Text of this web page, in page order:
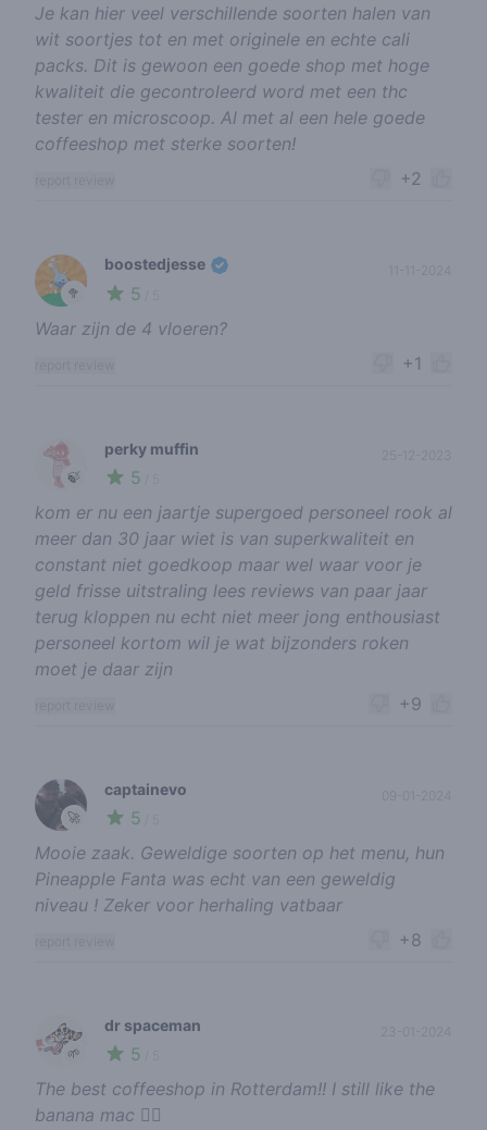
Je kan hier veel verschillende soorten halen van
wit soortjes tot en met originele en echte cali
packs. Dit is gewoon een goede shop met hoge
kwaliteit die gecontroleerd word met een thc
tester en microscoop. Al met al een hele goede
coffeeshop met sterke soorten!
+2
🥦
boostedjesse
5
Waar zijn de 4 vloeren?
+1
🍃
perky muffin
5
25-12-2023
kom er nu een jaartje supergoed personeel rook al
meer dan 30 jaar wiet is van superkwaliteit en
constant niet goedkoop maar wel waar voor je
geld frisse uitstraling lees reviews van paar jaar
terug kloppen nu echt niet meer jong enthousiast
personeel kortom wil je wat bijzonders roken
moet je daar zijn
+9
🚀
captainevo
5
Mooie zaak. Geweldige soorten op het menu, hun
Pineapple Fanta was echt van een geweldig
niveau ! Zeker voor herhaling vatbaar
+8
🌱
dr spaceman
5
23-01-2024
The best coffeeshop in Rotterdam!! I still like the
banana mac 👍🏼